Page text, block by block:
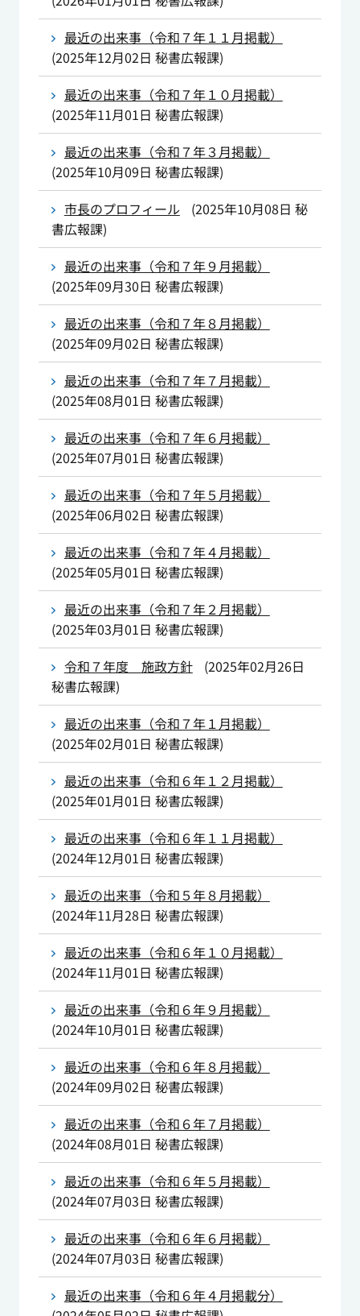
最近の出来事（令和７年１１月掲載）
(2025年12月02日 秘書広報課)
最近の出来事（令和７年１０月掲載）
(2025年11月01日 秘書広報課)
最近の出来事（令和７年３月掲載）
(2025年10月09日 秘書広報課)
市長のプロフィール
(2025年10月08日 秘
書広報課)
最近の出来事（令和７年９月掲載）
(2025年09月30日 秘書広報課)
最近の出来事（令和７年８月掲載）
(2025年09月02日 秘書広報課)
最近の出来事（令和７年７月掲載）
(2025年08月01日 秘書広報課)
最近の出来事（令和７年６月掲載）
(2025年07月01日 秘書広報課)
最近の出来事（令和７年５月掲載）
(2025年06月02日 秘書広報課)
最近の出来事（令和７年４月掲載）
(2025年05月01日 秘書広報課)
最近の出来事（令和７年２月掲載）
(2025年03月01日 秘書広報課)
令和７年度 施政方針
(2025年02月26日
秘書広報課)
最近の出来事（令和７年１月掲載）
(2025年02月01日 秘書広報課)
最近の出来事（令和６年１２月掲載）
(2025年01月01日 秘書広報課)
最近の出来事（令和６年１１月掲載）
(2024年12月01日 秘書広報課)
最近の出来事（令和５年８月掲載）
(2024年11月28日 秘書広報課)
最近の出来事（令和６年１０月掲載）
(2024年11月01日 秘書広報課)
最近の出来事（令和６年９月掲載）
(2024年10月01日 秘書広報課)
最近の出来事（令和６年８月掲載）
(2024年09月02日 秘書広報課)
最近の出来事（令和６年７月掲載）
(2024年08月01日 秘書広報課)
最近の出来事（令和６年５月掲載）
(2024年07月03日 秘書広報課)
最近の出来事（令和６年６月掲載）
(2024年07月03日 秘書広報課)
最近の出来事（令和６年４月掲載分）